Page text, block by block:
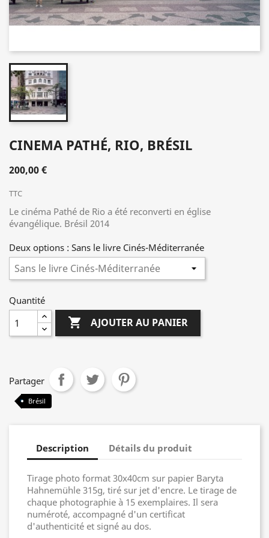
CINEMA PATHÉ, RIO, BRÉSIL
200,00 €
TTC
Le cinéma Pathé de Rio a été reconverti en église
évangélique. Brésil 2014
Deux options : Sans le livre Cinés-Méditerranée
Quantité
 AJOUTER AU PANIER
Partager
Brésil
Description Détails du produit
Tirage photo format 30x40cm sur papier Baryta
Hahnemühle 315g, tiré sur jet d'encre. Le tirage de
chaque photographie à 15 exemplaires. Il sera
numéroté, accompagné d'un certificat
d'authenticité et signé au dos.